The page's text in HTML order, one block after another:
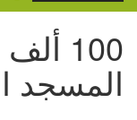
100
المسجد